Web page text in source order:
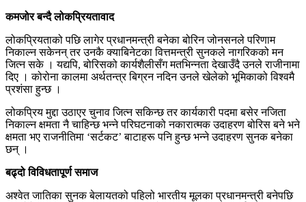
कमजोर बन्दै लोकप्रियतावाद
लोकप्रियताको पछि लागेर प्रधानमन्त्री बनेका बोरिन जोनसनले परिणाम
निकाल्न सकेनन् तर उनकै क्याबिनेटका वित्तमन्त्री सुनकले नागरिकको मन
जित्न सके । यद्यपि, बोरिसको कार्यशैलीसँग मतभिन्नता देखाउँदै उनले राजीनामा
दिए । कोरोना कालमा अर्थतन्त्र बिग्रन नदिन उनले खेलेको भूमिकाको विश्वमै
प्रशंसा हुन्छ ।
लोकप्रिय मुद्दा उठाएर चुनाव जित्न सकिन्छ तर कार्यकारी पदमा बसेर नजिता
निकाल्न क्षमता नै चाहिन्छ भन्ने परिघटनाको नकारात्मक उदाहरण बोरिस बने भने
क्षमता भए राजनीतिमा ‘सर्टकट’ बाटाहरू पनि हुन्छ भन्ने उदाहरण सुनक बनेका
छन् ।
बढ्दो विविधतापूर्ण समाज
अश्वेत जातिका सुनक बेलायतको पहिलो भारतीय मूलका प्रधानमन्त्री बनेपछि